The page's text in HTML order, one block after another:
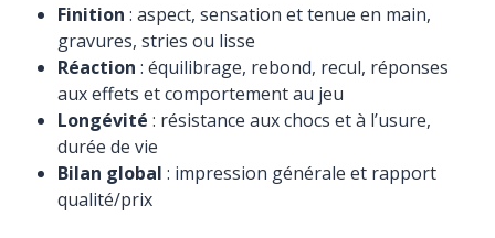
Finition : aspect, sensation et tenue en main,
gravures, stries ou lisse
Réaction : équilibrage, rebond, recul, réponses
aux effets et comportement au jeu
Longévité : résistance aux chocs et à l’usure,
durée de vie
Bilan global : impression générale et rapport
qualité/prix